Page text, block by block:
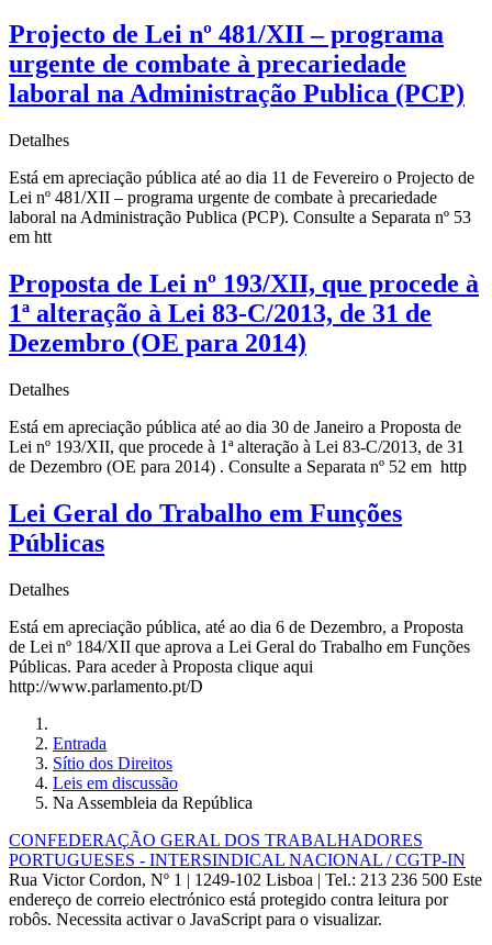
Projecto de Lei nº 481/XII – programa
urgente de combate à precariedade
laboral na Administração Publica (PCP)
Detalhes
Está em apreciação pública até ao dia 11 de Fevereiro o Projecto de
Lei nº 481/XII – programa urgente de combate à precariedade
laboral na Administração Publica (PCP). Consulte a Separata nº 53
em htt
Proposta de Lei nº 193/XII, que procede à
1ª alteração à Lei 83-C/2013, de 31 de
Dezembro (OE para 2014)
Detalhes
Está em apreciação pública até ao dia 30 de Janeiro a Proposta de
Lei nº 193/XII, que procede à 1ª alteração à Lei 83-C/2013, de 31
de Dezembro (OE para 2014) . Consulte a Separata nº 52 em http
Lei Geral do Trabalho em Funções
Públicas
Detalhes
Está em apreciação pública, até ao dia 6 de Dezembro, a Proposta
de Lei nº 184/XII que aprova a Lei Geral do Trabalho em Funções
Públicas. Para aceder à Proposta clique aqui
http://www.parlamento.pt/D
Entrada
Sítio dos Direitos
Leis em discussão
Na Assembleia da República
CONFEDERAÇÃO GERAL DOS TRABALHADORES
PORTUGUESES - INTERSINDICAL NACIONAL / CGTP-IN
Rua Victor Cordon, Nº 1 | 1249-102 Lisboa | Tel.: 213 236 500 Este
endereço de correio electrónico está protegido contra leitura por
robôs. Necessita activar o JavaScript para o visualizar.